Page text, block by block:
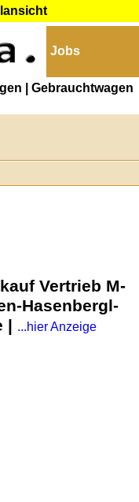
Jobs
| Gebrauchtwagen
Vertrieb M-
Hasenbergl-
| ...hier Anzeige